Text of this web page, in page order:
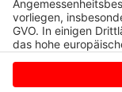
Anzeige